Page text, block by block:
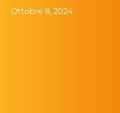
Ottobre 8, 2024